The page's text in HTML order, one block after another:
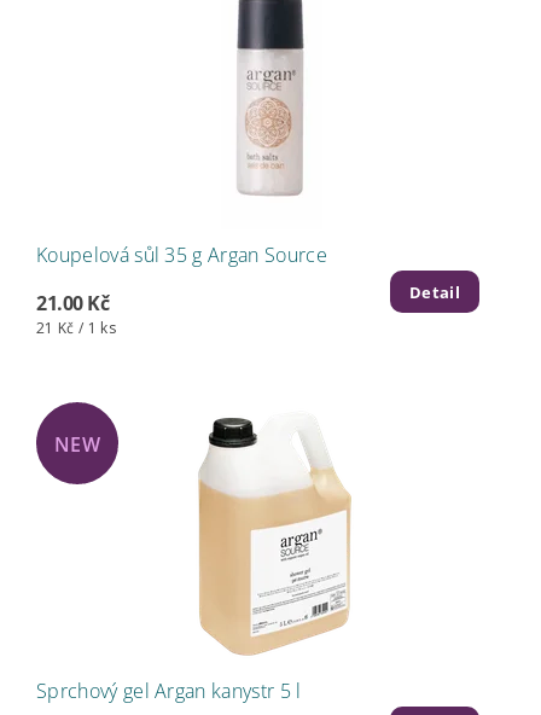
Koupelová sůl 35 g Argan Source
21.00 Kč
21 Kč / 1 ks
Detail
NEW
Sprchový gel Argan kanystr 5 l